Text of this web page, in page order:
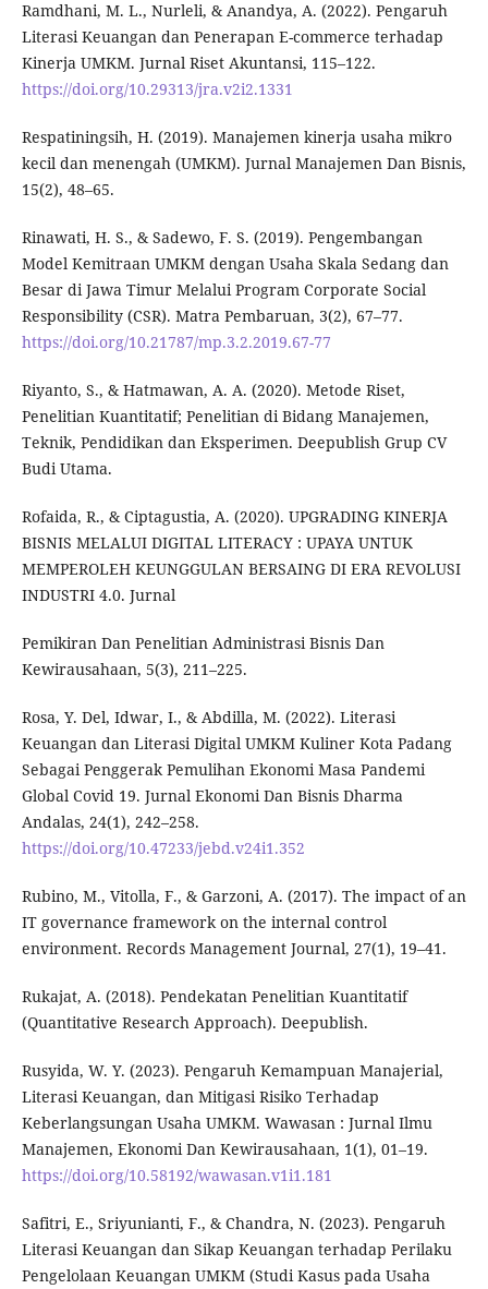
Ramdhani, M. L., Nurleli, & Anandya, A. (2022). Pengaruh
Literasi Keuangan dan Penerapan E-commerce terhadap
Kinerja UMKM. Jurnal Riset Akuntansi, 115–122.
https://doi.org/10.29313/jra.v2i2.1331
Respatiningsih, H. (2019). Manajemen kinerja usaha mikro
kecil dan menengah (UMKM). Jurnal Manajemen Dan Bisnis,
15(2), 48–65.
Rinawati, H. S., & Sadewo, F. S. (2019). Pengembangan
Model Kemitraan UMKM dengan Usaha Skala Sedang dan
Besar di Jawa Timur Melalui Program Corporate Social
Responsibility (CSR). Matra Pembaruan, 3(2), 67–77.
https://doi.org/10.21787/mp.3.2.2019.67-77
Riyanto, S., & Hatmawan, A. A. (2020). Metode Riset,
Penelitian Kuantitatif; Penelitian di Bidang Manajemen,
Teknik, Pendidikan dan Eksperimen. Deepublish Grup CV
Budi Utama.
Rofaida, R., & Ciptagustia, A. (2020). UPGRADING KINERJA
BISNIS MELALUI DIGITAL LITERACY : UPAYA UNTUK
MEMPEROLEH KEUNGGULAN BERSAING DI ERA REVOLUSI
INDUSTRI 4.0. Jurnal
Pemikiran Dan Penelitian Administrasi Bisnis Dan
Kewirausahaan, 5(3), 211–225.
Rosa, Y. Del, Idwar, I., & Abdilla, M. (2022). Literasi
Keuangan dan Literasi Digital UMKM Kuliner Kota Padang
Sebagai Penggerak Pemulihan Ekonomi Masa Pandemi
Global Covid 19. Jurnal Ekonomi Dan Bisnis Dharma
Andalas, 24(1), 242–258.
https://doi.org/10.47233/jebd.v24i1.352
Rubino, M., Vitolla, F., & Garzoni, A. (2017). The impact of an
IT governance framework on the internal control
environment. Records Management Journal, 27(1), 19–41.
Rukajat, A. (2018). Pendekatan Penelitian Kuantitatif
(Quantitative Research Approach). Deepublish.
Rusyida, W. Y. (2023). Pengaruh Kemampuan Manajerial,
Literasi Keuangan, dan Mitigasi Risiko Terhadap
Keberlangsungan Usaha UMKM. Wawasan : Jurnal Ilmu
Manajemen, Ekonomi Dan Kewirausahaan, 1(1), 01–19.
https://doi.org/10.58192/wawasan.v1i1.181
Safitri, E., Sriyunianti, F., & Chandra, N. (2023). Pengaruh
Literasi Keuangan dan Sikap Keuangan terhadap Perilaku
Pengelolaan Keuangan UMKM (Studi Kasus pada Usaha